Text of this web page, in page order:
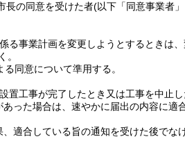
長の同意を受けた者(以下「同意事業者
る事業計画を変更しようとするときは
。
る同意について準用する。
置工事が完了したとき又は工事を中止
った場合は、速やかに届出の内容に
適合している旨の通知を受けた後でな